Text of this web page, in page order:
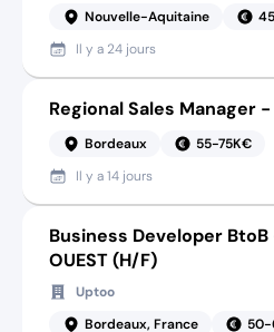
Nouvelle-Aquitaine
Il y a 24 jours
Regional Sales Manager
Bordeaux
55-75K€
Il y a14 jours
Business Developer
OUEST (H/F)
Uptoo
Bordeaux, France